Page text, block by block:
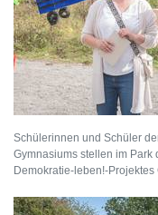
Schülerinnen und Schüler
Gymnasiums stellen im
Demokratie-leben!-